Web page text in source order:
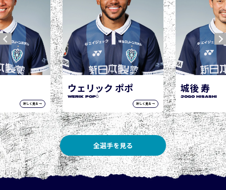
詳しく見る →
ウェリック ポポ
WERIK POPÓ
詳しく見る →
城後 寿
JOGO Hisashi
全選手を見る